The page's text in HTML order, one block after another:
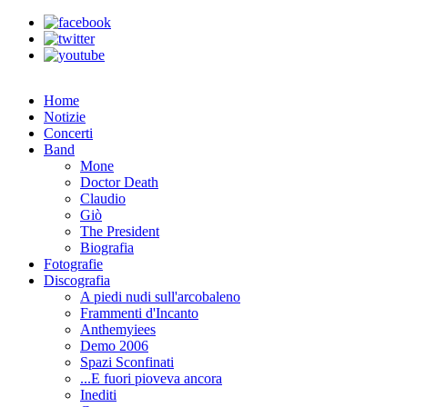
Home
Notizie
Concerti
Band
Mone
Doctor Death
Claudio
Giò
The President
Biografia
Fotografie
Discografia
A piedi nudi sull'arcobaleno
Frammenti d'Incanto
Anthemyiees
Demo 2006
Spazi Sconfinati
...E fuori pioveva ancora
Inediti